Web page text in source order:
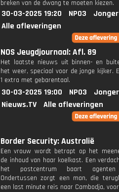
breken van de dwang te moeten kiezen.
30-03-2025 19:20 NPO3
Alle afleveringen
NOS Jeugdjournaal: Afl. 89
Het laatste nieuws uit binnen- en
het weer, speciaal voor de jonge kijker.
1 extra met gebarentaal.
30-03-2025 19:00 NPO3
Nieuws.TV
Alle afleveringen
Border Security: Australië
Een vrouw wordt betrapt op het
de inhoud van haar koelkast. Een
het postcentrum baart agenten
Ondertussen zorgt een man, die
een last minute reis naar Cambodja,